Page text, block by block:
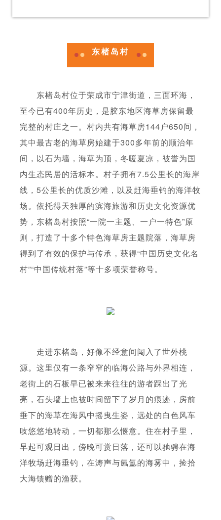
东楮岛村
东楮岛村位于荣成市宁津街道，三面环海，
至今已有400年历史，是胶东地区海草房保留最
完整的村庄之一。村内共有海草房144户650间，
其中最古老的海草房始建于300多年前的顺治年
间，以石为墙，海草为顶，冬暖夏凉，被誉为国
内生态民居的活标本。村子拥有7.5公里长的海岸
线，5公里长的优质沙滩，以及赶海垂钓的海洋牧
场。依托得天独厚的滨海旅游和历史文化资源优
势，东楮岛村按照“一院一主题、一户一特色”原
则，打造了十多个特色海草房主题院落，海草房
得到了有效的保护与传承，获得“中国历史文化名
村”“中国传统村落”等十多项荣誉称号。
走进东楮岛，好像不经意间闯入了世外桃
源。这里仅有一条窄窄的临海公路与外界相连，
老街上的石板早已被来来往往的游者踩出了光
亮，石头墙上也被时间留下了岁月的痕迹，房前
垂下的海草在海风中摇曳生姿，远处的白色风车
吱悠悠地转动，一切都那么惬意。住在村子里，
早起可观日出，傍晚可赏日落，还可以驰骋在海
洋牧场赶海垂钓，在涛声与氤氲的海雾中，捡拾
大海馈赠的渔获。